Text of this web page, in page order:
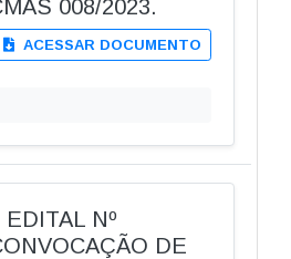
008/2023.
ACESSAR DOCUMENTO
Nº
DE